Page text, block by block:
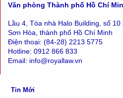
Văn phòng Thành phố Hồ Chí
Lầu 4, Tòa nhà Halo Building, số
Sơn Hòa, thành phố Hồ Chí Minh
Điện thoại: (84-28) 2213 5775
Hotline: 0912 866 833
Email: info@royallaw.vn
Tin Mới